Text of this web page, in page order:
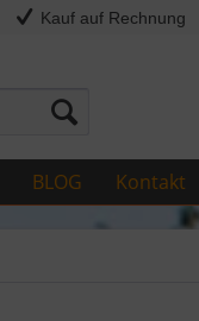
Kauf auf Rechnung
BLOG Kontakt